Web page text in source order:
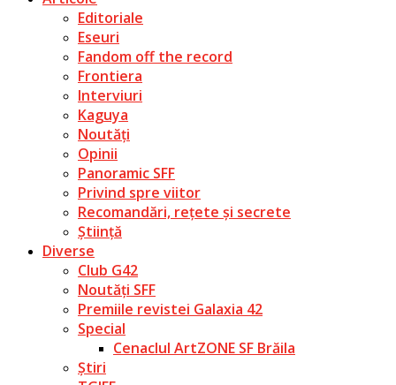
Editoriale
Eseuri
Fandom off the record
Frontiera
Interviuri
Kaguya
Noutăți
Opinii
Panoramic SFF
Privind spre viitor
Recomandări, rețete și secrete
Știință
Diverse
Club G42
Noutăți SFF
Premiile revistei Galaxia 42
Special
Cenaclul ArtZONE SF Brăila
Știri